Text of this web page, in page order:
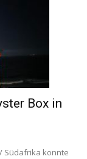
Box in
Südafrika konnte